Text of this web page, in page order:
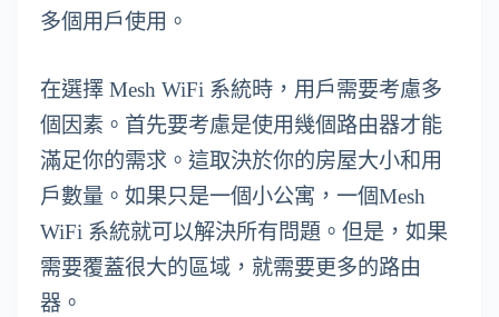
多個用戶使用。
在選擇 Mesh WiFi 系統時，用戶需要考慮多
個因素。首先要考慮是使用幾個路由器才能
滿足你的需求。這取決於你的房屋大小和用
戶數量。如果只是一個小公寓，一個Mesh
WiFi 系統就可以解決所有問題。但是，如果
需要覆蓋很大的區域，就需要更多的路由
器。